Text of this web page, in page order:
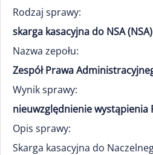
Rodzaj sprawy:
skarga kasacyjna do NSA (NSA)
Nazwa zepołu:
Zespół Prawa
Wynik sprawy:
nieuwzględnienie wystąpienia
Opis sprawy:
Skarga kasacyjna do